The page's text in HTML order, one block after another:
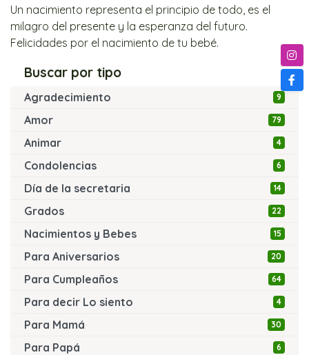
Un nacimiento representa el principio de todo, es el
milagro del presente y la esperanza del futuro.
Felicidades por el nacimiento de tu bebé.
Buscar por tipo
Agradecimiento 9
Amor 79
Animar 4
Condolencias 6
Día de la secretaria 14
Grados 22
Nacimientos y Bebes 15
Para Aniversarios 20
Para Cumpleaños 64
Para decir Lo siento 4
Para Mamá 30
Para Papá 6